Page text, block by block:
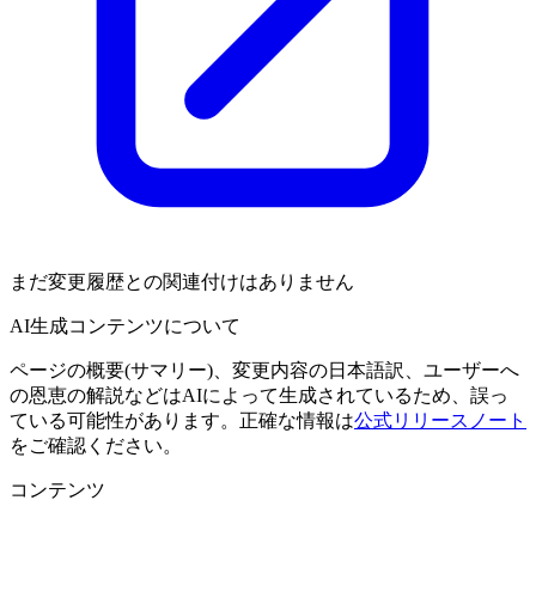
まだ変更履歴との関連付けはありません
AI生成コンテンツについて
ページの概要(サマリー)、変更内容の日本語訳、ユーザーへ
の恩恵の解説などはAIによって生成されているため、誤っ
ている可能性があります。正確な情報は公式リリースノート
をご確認ください。
コンテンツ